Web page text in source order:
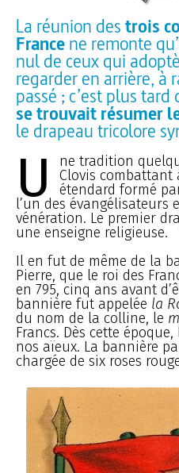
La réunion destrois
Francene remonte
nul de ceux qui
regarder en arrière, à
passé ; c’est plus
se trouvait résumer
le drapeau tricolore
U
ne tradition
Clovis combattant
étendard formé
l’un des évangélisateurs
vénération. Le premier
une enseigne religieuse.
Il en fut de même de la
Pierre, que le roi des
en 795, cinq ans avant
bannière fut appelée la
du nom de la colline, le
Francs. Dès cette
nos aïeux. La bannière
chargée de six roses